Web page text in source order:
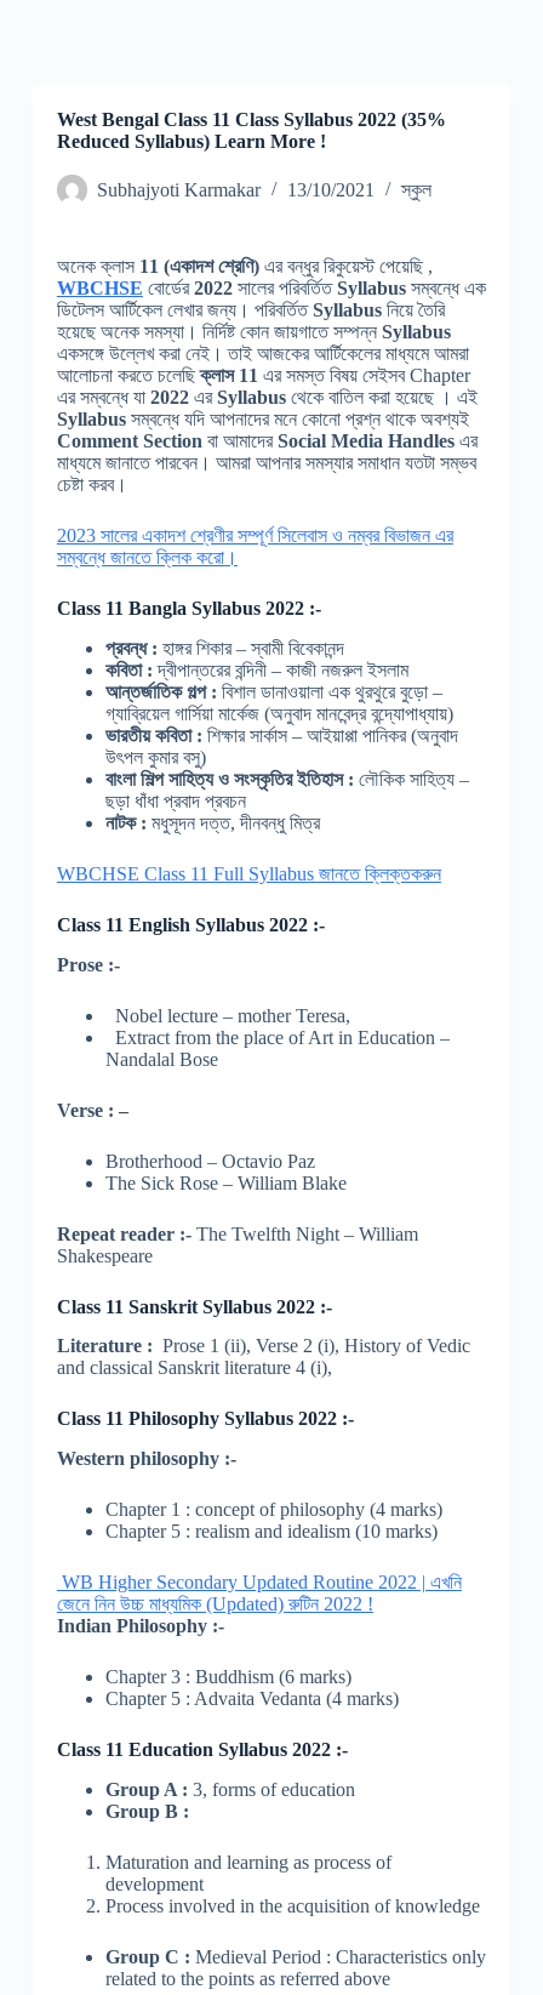
West Bengal Class 11 Class Syllabus 2022 (35%
Reduced Syllabus) Learn More !
Subhajyoti Karmakar 13/10/2021 স্কুল
অনেক ক্লাস 11 (একাদশ শ্রেণি)এর বন্ধুর রিকুয়েস্ট পেয়েছি ,
WBCHSE বোর্ডের2022সালের পরিবর্তিতSyllabusসম্বন্ধে এক
ডিটেলস আর্টিকেল লেখার জন্য। পরিবর্তিতSyllabusনিয়ে তৈরি
হয়েছে অনেক সমস্যা। নির্দিষ্ট কোন জায়গাতে সম্পন্নSyllabus
একসঙ্গে উল্লেখ করা নেই। তাই আজকের আর্টিকেলের মাধ্যমে আমরা
আলোচনা করতে চলেছিক্লাস 11 এর সমস্ত বিষয় সেইসব Chapter
এর সম্বন্ধে যা 2022এরSyllabusথেকে বাতিল করা হয়েছে । এই
Syllabusসম্বন্ধে যদি আপনাদের মনে কোনো প্রশ্ন থাকে অবশ্যই
Comment Section বা আমাদেরSocial Media Handlesএর
মাধ্যমে জানাতে পারবেন। আমরা আপনার সমস্যার সমাধান যতটা সম্ভব
চেষ্টা করব।
2023 সালের একাদশ শ্রেণীর সম্পূর্ণ সিলেবাস ও নম্বর বিভাজন এর
সম্বন্ধে জানতে ক্লিক করো।
Class 11 Bangla Syllabus 2022 :-
প্রবন্ধ : হাঙ্গর শিকার – স্বামী বিবেকানন্দ
কবিতা : দ্বীপান্তরের বন্দিনী – কাজী নজরুল ইসলাম
আন্তর্জাতিক গল্প : বিশাল ডানাওয়ালা এক থুরথুরে বুড়ো –
গ্যাব্রিয়েল গার্সিয়া মার্কেজ (অনুবাদ মানবেন্দ্র বন্দ্যোপাধ্যায়)
ভারতীয় কবিতা : শিক্ষার সার্কাস – আইয়াপ্পা পানিকর (অনুবাদ
উৎপল কুমার বসু)
বাংলা শিল্প সাহিত্য ও সংস্কৃতির ইতিহাস : লৌকিক সাহিত্য –
ছড়া ধাঁধা প্রবাদ প্রবচন
নাটক : মধুসূদন দত্ত, দীনবন্ধু মিত্র
WBCHSE Class 11 Full Syllabus জানতে ক্লিক্তকরুন
Class 11 English Syllabus 2022 :-
Prose :-
Nobel lecture – mother Teresa,
Extract from the place of Art in Education –
Nandalal Bose
Verse : –
Brotherhood – Octavio Paz
The Sick Rose – William Blake
Repeat reader :-The Twelfth Night – William
Shakespeare
Class 11 Sanskrit Syllabus 2022 :-
Literature : Prose 1 (ii), Verse 2 (i), History of Vedic
and classical Sanskrit literature 4 (i),
Class 11 Philosophy Syllabus 2022 :-
Western philosophy :-
Chapter 1 : concept of philosophy (4 marks)
Chapter 5 : realism and idealism (10 marks)
WB Higher Secondary Updated Routine 2022 | এখনি
জেনে নিন উচ্চ মাধ্যমিক (Updated) রুটিন 2022 !
Indian Philosophy :-
Chapter 3 : Buddhism (6 marks)
Chapter 5 : Advaita Vedanta (4 marks)
Class 11 Education Syllabus 2022 :-
Group A : 3, forms of education
Group B :
Maturation and learning as process of
development
Process involved in the acquisition of knowledge
Group C : Medieval Period : Characteristics only
related to the points as referred above